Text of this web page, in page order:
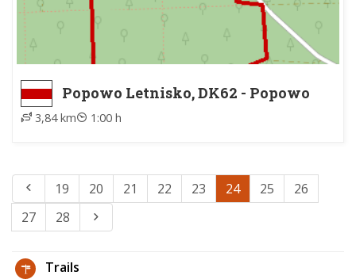
Popowo Letnisko, DK62 - Popowo
Letnisko, DK62
3,84 km 1:00 h
19 20 21 22 23 24 25
26
27
28
Trails